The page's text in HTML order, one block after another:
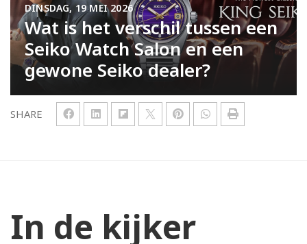
SHARE
Wat is het verschil tussen een
Seiko Watch Salon en een
gewone Seiko dealer?
DINSDAG, 19 MEI 2026
In de kijker